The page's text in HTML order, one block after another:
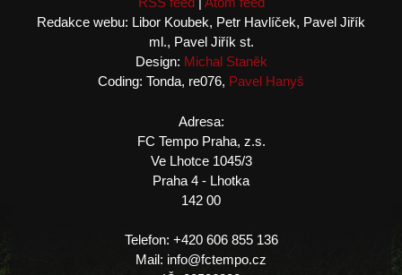
Redakce webu: Libor Koubek, Petr Havlíček, Pavel Jiřík
ml., Pavel Jiřík st.
Design: Michal Staněk
Coding: Tonda, re076, Pavel Hanyš
Adresa:
FC Tempo Praha, z.s.
Ve Lhotce 1045/3
Praha 4 - Lhotka
142 00
Telefon: +420 606 855 136
Mail: info@fctempo.cz